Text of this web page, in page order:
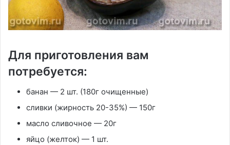
Для приготовления вам
потребуется:
банан — 2 шт. (180г очищенные)
сливки (жирность 20-35%) — 150г
масло сливочное — 20г
яйцо (желток) — 1 шт.